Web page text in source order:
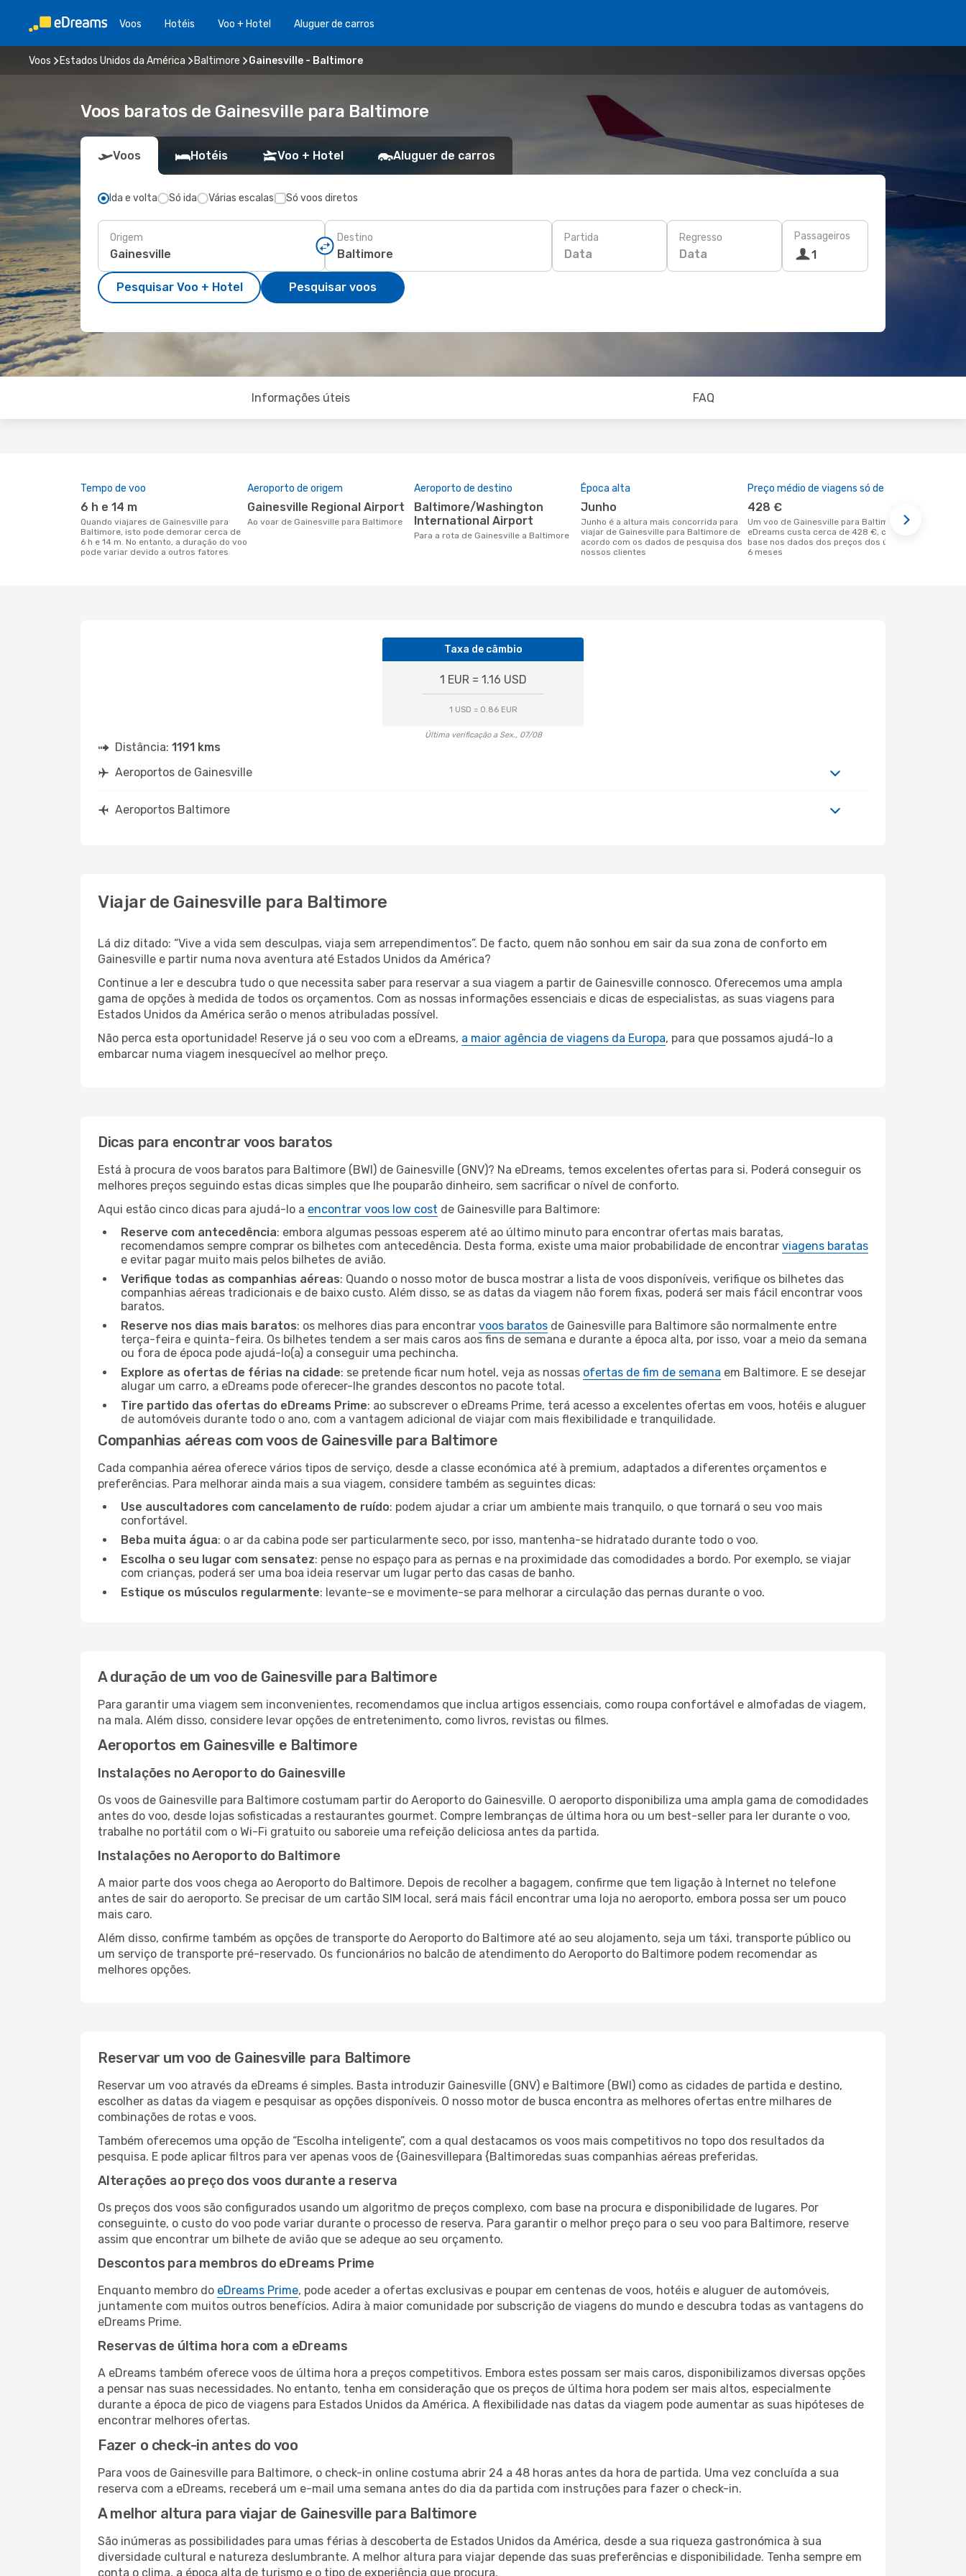
Voos Hotéis Voo + Hotel Aluguer de carros
Voos Estados Unidos da América Baltimore Gainesville - Baltimore
Voos baratos de Gainesville para Baltimore
Voos Hotéis Voo + Hotel Aluguer de carros
Ida e volta Só ida Várias escalas Só voos diretos
Origem Destino Partida
Data
Regresso
Data
Passageiros
1
Pesquisar Voo + Hotel Pesquisar voos
Informações úteis FAQ
Tempo de voo
6 h e 14 m
Quando viajares de Gainesville para
Baltimore, isto pode demorar cerca de
6 h e 14 m. No entanto, a duração do voo
pode variar devido a outros fatores
Aeroporto de origem
Gainesville Regional Airport
Ao voar de Gainesville para Baltimore
Aeroporto de destino
Baltimore/Washington
International Airport
Para a rota de Gainesville a Baltimore
Época alta
junho
junho é a altura mais concorrida para
viajar de Gainesville para Baltimore de
acordo com os dados de pesquisa dos
nossos clientes
Preço médio de viagens só de ida
428 €
Um voo de Gainesville para Baltimore na
eDreams custa cerca de 428 €, com
base nos dados dos preços dos últimos
6 meses
Taxa de câmbio
1 EUR = 1.16 USD
1 USD = 0.86 EUR
Última verificação a Sex., 07/08
Distância: 1191 kms
Aeroportos de Gainesville
Aeroportos Baltimore
Viajar de Gainesville para Baltimore
Lá diz ditado: “Vive a vida sem desculpas, viaja sem arrependimentos”. De facto, quem não sonhou em sair da sua zona de conforto em
Gainesville e partir numa nova aventura até Estados Unidos da América?
Continue a ler e descubra tudo o que necessita saber para reservar a sua viagem a partir de Gainesville connosco. Oferecemos uma ampla
gama de opções à medida de todos os orçamentos. Com as nossas informações essenciais e dicas de especialistas, as suas viagens para
Estados Unidos da América serão o menos atribuladas possível.
Não perca esta oportunidade! Reserve já o seu voo com a eDreams, a maior agência de viagens da Europa, para que possamos ajudá-lo a
embarcar numa viagem inesquecível ao melhor preço.
Dicas para encontrar voos baratos
Está à procura de voos baratos para Baltimore (BWI) de Gainesville (GNV)? Na eDreams, temos excelentes ofertas para si. Poderá conseguir os
melhores preços seguindo estas dicas simples que lhe pouparão dinheiro, sem sacrificar o nível de conforto.
Aqui estão cinco dicas para ajudá-lo a encontrar voos low cost de Gainesville para Baltimore:
Reserve com antecedência: embora algumas pessoas esperem até ao último minuto para encontrar ofertas mais baratas,
recomendamos sempre comprar os bilhetes com antecedência. Desta forma, existe uma maior probabilidade de encontrar viagens baratas
e evitar pagar muito mais pelos bilhetes de avião.
Verifique todas as companhias aéreas: Quando o nosso motor de busca mostrar a lista de voos disponíveis, verifique os bilhetes das
companhias aéreas tradicionais e de baixo custo. Além disso, se as datas da viagem não forem fixas, poderá ser mais fácil encontrar voos
baratos.
Reserve nos dias mais baratos: os melhores dias para encontrar voos baratos de Gainesville para Baltimore são normalmente entre
terça-feira e quinta-feira. Os bilhetes tendem a ser mais caros aos fins de semana e durante a época alta, por isso, voar a meio da semana
ou fora de época pode ajudá-lo(a) a conseguir uma pechincha.
Explore as ofertas de férias na cidade: se pretende ficar num hotel, veja as nossas ofertas de fim de semana em Baltimore. E se desejar
alugar um carro, a eDreams pode oferecer-lhe grandes descontos no pacote total.
Tire partido das ofertas do eDreams Prime: ao subscrever o eDreams Prime, terá acesso a excelentes ofertas em voos, hotéis e aluguer
de automóveis durante todo o ano, com a vantagem adicional de viajar com mais flexibilidade e tranquilidade.
Companhias aéreas com voos de Gainesville para Baltimore
Cada companhia aérea oferece vários tipos de serviço, desde a classe económica até à premium, adaptados a diferentes orçamentos e
preferências. Para melhorar ainda mais a sua viagem, considere também as seguintes dicas:
Use auscultadores com cancelamento de ruído: podem ajudar a criar um ambiente mais tranquilo, o que tornará o seu voo mais
confortável.
Beba muita água: o ar da cabina pode ser particularmente seco, por isso, mantenha-se hidratado durante todo o voo.
Escolha o seu lugar com sensatez: pense no espaço para as pernas e na proximidade das comodidades a bordo. Por exemplo, se viajar
com crianças, poderá ser uma boa ideia reservar um lugar perto das casas de banho.
Estique os músculos regularmente: levante-se e movimente-se para melhorar a circulação das pernas durante o voo.
A duração de um voo de Gainesville para Baltimore
Para garantir uma viagem sem inconvenientes, recomendamos que inclua artigos essenciais, como roupa confortável e almofadas de viagem,
na mala. Além disso, considere levar opções de entretenimento, como livros, revistas ou filmes.
Aeroportos em Gainesville e Baltimore
Instalações no Aeroporto do Gainesville
Os voos de Gainesville para Baltimore costumam partir do Aeroporto do Gainesville. O aeroporto disponibiliza uma ampla gama de comodidades
antes do voo, desde lojas sofisticadas a restaurantes gourmet. Compre lembranças de última hora ou um best-seller para ler durante o voo,
trabalhe no portátil com o Wi-Fi gratuito ou saboreie uma refeição deliciosa antes da partida.
Instalações no Aeroporto do Baltimore
A maior parte dos voos chega ao Aeroporto do Baltimore. Depois de recolher a bagagem, confirme que tem ligação à Internet no telefone
antes de sair do aeroporto. Se precisar de um cartão SIM local, será mais fácil encontrar uma loja no aeroporto, embora possa ser um pouco
mais caro.
Além disso, confirme também as opções de transporte do Aeroporto do Baltimore até ao seu alojamento, seja um táxi, transporte público ou
um serviço de transporte pré-reservado. Os funcionários no balcão de atendimento do Aeroporto do Baltimore podem recomendar as
melhores opções.
Reservar um voo de Gainesville para Baltimore
Reservar um voo através da eDreams é simples. Basta introduzir Gainesville (GNV) e Baltimore (BWI) como as cidades de partida e destino,
escolher as datas da viagem e pesquisar as opções disponíveis. O nosso motor de busca encontra as melhores ofertas entre milhares de
combinações de rotas e voos.
Também oferecemos uma opção de “Escolha inteligente”, com a qual destacamos os voos mais competitivos no topo dos resultados da
pesquisa. E pode aplicar filtros para ver apenas voos de {Gainesvillepara {Baltimoredas suas companhias aéreas preferidas.
Alterações ao preço dos voos durante a reserva
Os preços dos voos são configurados usando um algoritmo de preços complexo, com base na procura e disponibilidade de lugares. Por
conseguinte, o custo do voo pode variar durante o processo de reserva. Para garantir o melhor preço para o seu voo para Baltimore, reserve
assim que encontrar um bilhete de avião que se adeque ao seu orçamento.
Descontos para membros do eDreams Prime
Enquanto membro do eDreams Prime, pode aceder a ofertas exclusivas e poupar em centenas de voos, hotéis e aluguer de automóveis,
juntamente com muitos outros benefícios. Adira à maior comunidade por subscrição de viagens do mundo e descubra todas as vantagens do
eDreams Prime.
Reservas de última hora com a eDreams
A eDreams também oferece voos de última hora a preços competitivos. Embora estes possam ser mais caros, disponibilizamos diversas opções
a pensar nas suas necessidades. No entanto, tenha em consideração que os preços de última hora podem ser mais altos, especialmente
durante a época de pico de viagens para Estados Unidos da América. A flexibilidade nas datas da viagem pode aumentar as suas hipóteses de
encontrar melhores ofertas.
Fazer o check-in antes do voo
Para voos de Gainesville para Baltimore, o check-in online costuma abrir 24 a 48 horas antes da hora de partida. Uma vez concluída a sua
reserva com a eDreams, receberá um e-mail uma semana antes do dia da partida com instruções para fazer o check-in.
A melhor altura para viajar de Gainesville para Baltimore
São inúmeras as possibilidades para umas férias à descoberta de Estados Unidos da América, desde a sua riqueza gastronómica à sua
diversidade cultural e natureza deslumbrante. A melhor altura para viajar depende das suas preferências e disponibilidade. Tenha sempre em
conta o clima, a época alta de turismo e o tipo de experiência que procura.